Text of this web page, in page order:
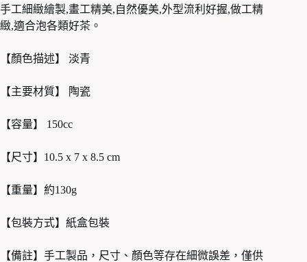
手工細緻繪製,畫工精美,自然優美,外型流利好握,做工精
緻,適合泡各類好茶。
【顏色描述】 淡青
【主要材質】 陶瓷
【容量】 150cc
【尺寸】10.5 x 7 x 8.5 cm
【重量】約130g
【包裝方式】紙盒包裝
【備註】手工製品，尺寸、顏色等存在細微誤差，僅供